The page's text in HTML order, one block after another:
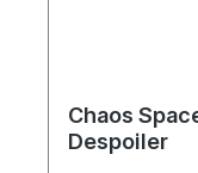
Chaos
Despoiler